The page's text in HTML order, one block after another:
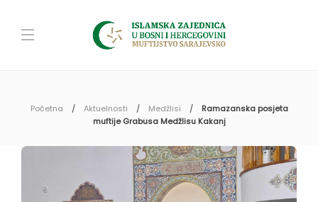
Početna Aktuelnosti Medžlisi
Ramazanska posjeta
muftije Grabusa Medžlisu Kakanj